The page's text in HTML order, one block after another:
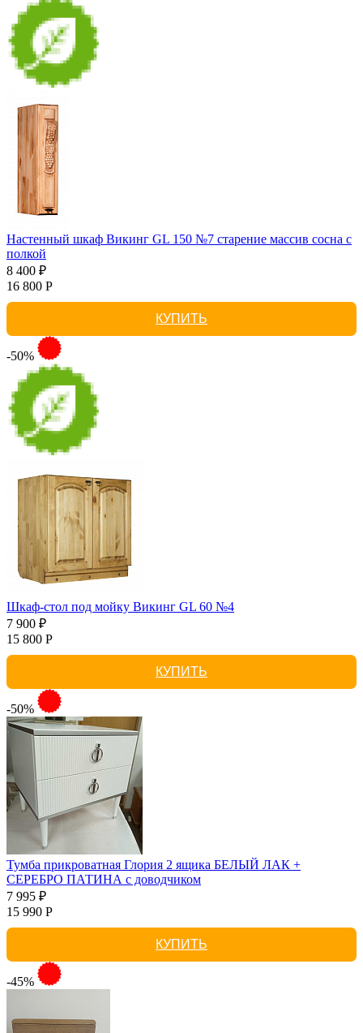
Настенный шкаф Викинг GL 150 №7 старение массив сосна с
полкой
8 400 ₽
16 800 Р
КУПИТЬ
-50%
Шкаф-стол под мойку Викинг GL 60 №4
7 900 ₽
15 800 Р
КУПИТЬ
-50%
Тумба прикроватная Глория 2 ящика БЕЛЫЙ ЛАК +
СЕРЕБРО ПАТИНА с доводчиком
7 995 ₽
15 990 Р
КУПИТЬ
-45%